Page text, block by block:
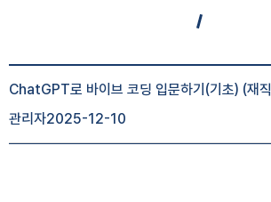
ChatGPT로 바이브 코딩 입문하기(기초) (재
관리자2025-12-10